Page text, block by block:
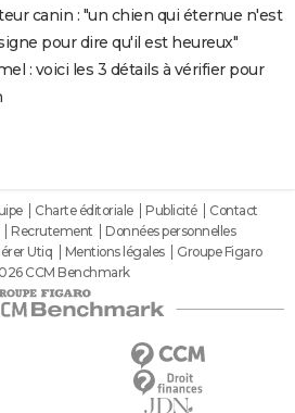
canin : "un chien qui éternue n'est
pour dire qu'il est heureux"
: voici les 3 détails à vérifier pour
Charte éditoriale Publicité
Contact
Recrutement
Données personnelles
Utiq Mentions légales
Groupe Figaro
CCM Benchmark